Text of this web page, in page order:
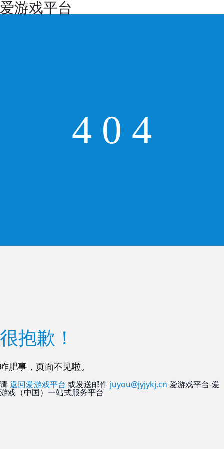
爱游戏平台
4 0 4
很抱歉！
咋肥事，页面不见啦。
请返回爱游戏平台 或发送邮件 juyou@jyjykj.cn 爱游戏平台-爱
游戏（中国）一站式服务平台